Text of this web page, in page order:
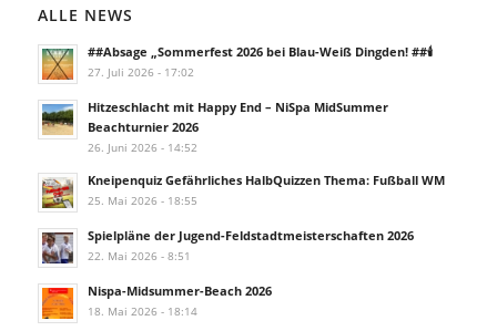
ALLE NEWS
##Absage „Sommerfest 2026 bei Blau-Weiß Dingden! ##🕯️
27. Juli 2026 - 17:02
Hitzeschlacht mit Happy End – NiSpa MidSummer
Beachturnier 2026
26. Juni 2026 - 14:52
Kneipenquiz Gefährliches HalbQuizzen Thema: Fußball WM
25. Mai 2026 - 18:55
Spielpläne der Jugend-Feldstadtmeisterschaften 2026
22. Mai 2026 - 8:51
Nispa-Midsummer-Beach 2026
18. Mai 2026 - 18:14